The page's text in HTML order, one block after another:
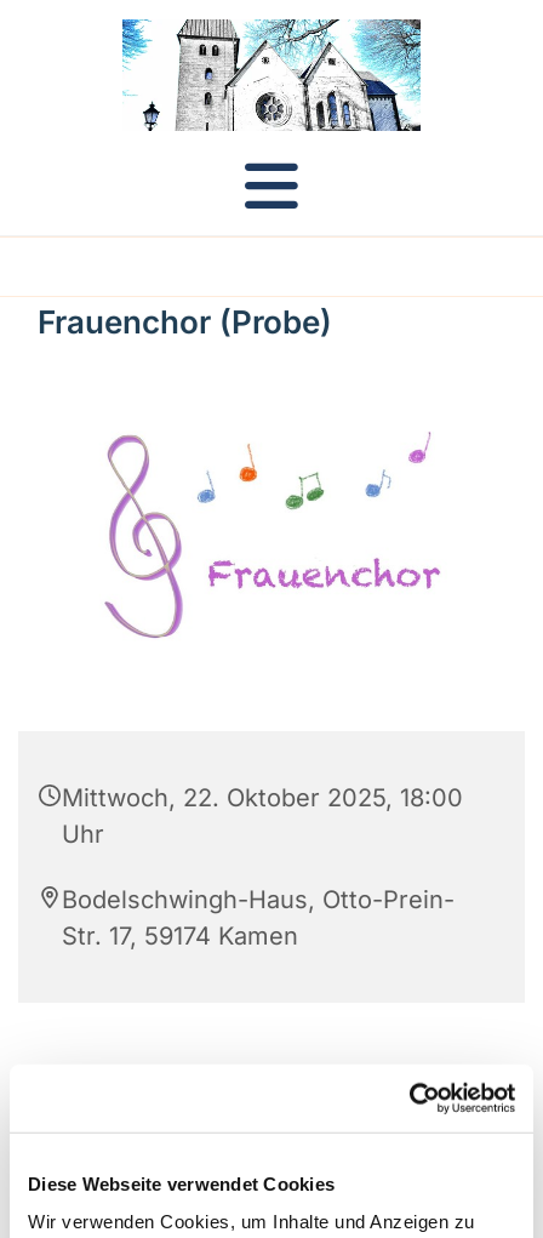
Diese Webseite verwendet Cookies
Wir verwenden Cookies, um Inhalte und Anzeigen zu
Frauenchor (Probe)
Mittwoch, 22. Oktober 2025, 18:00
Uhr
Bodelschwingh-Haus, Otto-Prein-
Str. 17, 59174 Kamen